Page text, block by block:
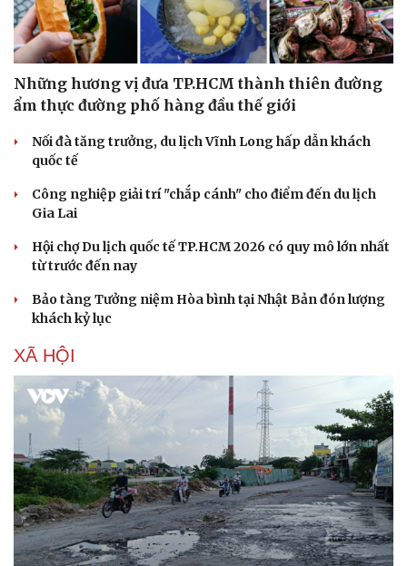
Thông tin doanh nghiệp
Doanh nhân
Vì cộng đồng
Công nghệ
Trải nghiệm
Những hương vị đưa TP.HCM thành thiên đường
ẩm thực đường phố hàng đầu thế giới
Nối đà tăng trưởng, du lịch Vĩnh Long hấp dẫn khách
quốc tế
Công nghiệp giải trí "chắp cánh" cho điểm đến du lịch
Gia Lai
Hội chợ Du lịch quốc tế TP.HCM 2026 có quy mô lớn nhất
từ trước đến nay
Bảo tàng Tưởng niệm Hòa bình tại Nhật Bản đón lượng
khách kỷ lục
XÃ HỘI